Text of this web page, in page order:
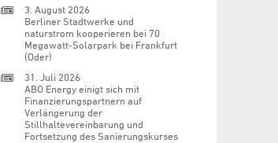
3. August 2026
Berliner Stadtwerke und
naturstrom kooperieren bei 70
Megawatt-Solarpark bei Frankfurt
(Oder)
31. Juli 2026
ABO Energy einigt sich mit
Finanzierungspartnern auf
Verlängerung der
Stillhaltevereinbarung und
Fortsetzung des Sanierungskurses